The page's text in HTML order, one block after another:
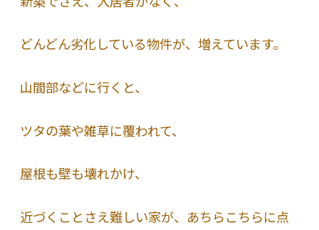
どんどん劣化している物件が、増えています。
山間部などに行くと、
ツタの葉や雑草に覆われて、
屋根も壁も壊れかけ、
近づくことさえ難しい家が、あちらこちらに点